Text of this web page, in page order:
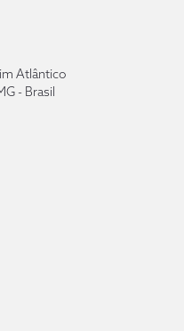
Atlântico
- Brasil